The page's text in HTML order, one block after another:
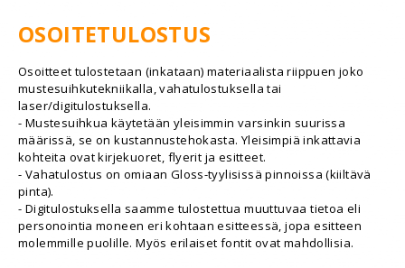
OSOITETULOSTUS
Osoitteet tulostetaan (inkataan) materiaalista riippuen joko
mustesuihkutekniikalla, vahatulostuksella tai
laser/digitulostuksella.
- Mustesuihkua käytetään yleisimmin varsinkin suurissa
määrissä, se on kustannustehokasta. Yleisimpiä inkattavia
kohteita ovat kirjekuoret, flyerit ja esitteet.
- Vahatulostus on omiaan Gloss-tyylisissä pinnoissa (kiiltävä
pinta).
- Digitulostuksella saamme tulostettua muuttuvaa tietoa eli
personointia moneen eri kohtaan esitteessä, jopa esitteen
molemmille puolille. Myös erilaiset fontit ovat mahdollisia.